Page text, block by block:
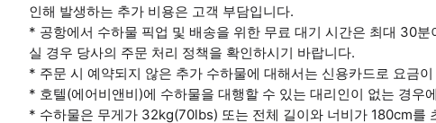
인해 발생하는 추가 비용은 고객 부담입니다.
* 공항에서 수하물 픽업 및 배송을 위한 무료 대기 시간은 최대 30
실 경우 당사의 주문 처리 정책을 확인하시기 바랍니다.
* 주문 시 예약되지 않은 추가 수하물에 대해서는 신용카드로 요금
* 호텔(에어비앤비)에 수하물을 대행할 수 있는 대리인이 없는 경우
* 수하물은 무게가 32kg(70lbs) 또는 전체 길이와 너비가 180cm를